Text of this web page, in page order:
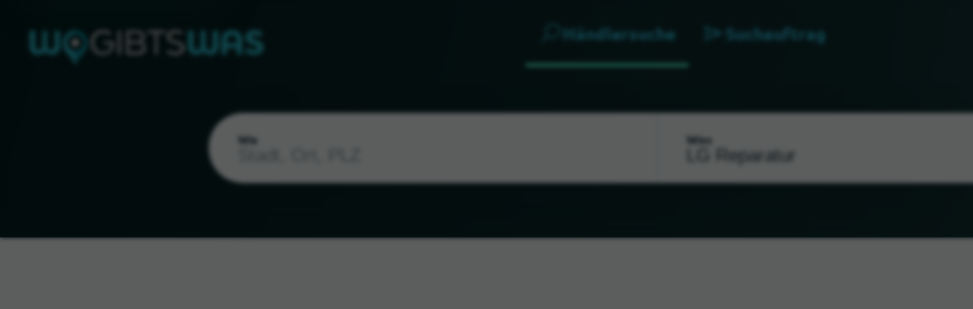
Händlersuche Suchauftrag
Wo Was